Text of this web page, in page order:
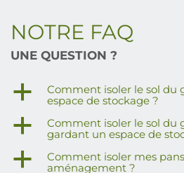
NOTRE FAQ
UNE QUESTION ?
a
Comment isoler le sol du
espace de stockage ?
a
Comment isoler le sol du
gardant un espace de
a
Comment isoler mes
aménagement ?